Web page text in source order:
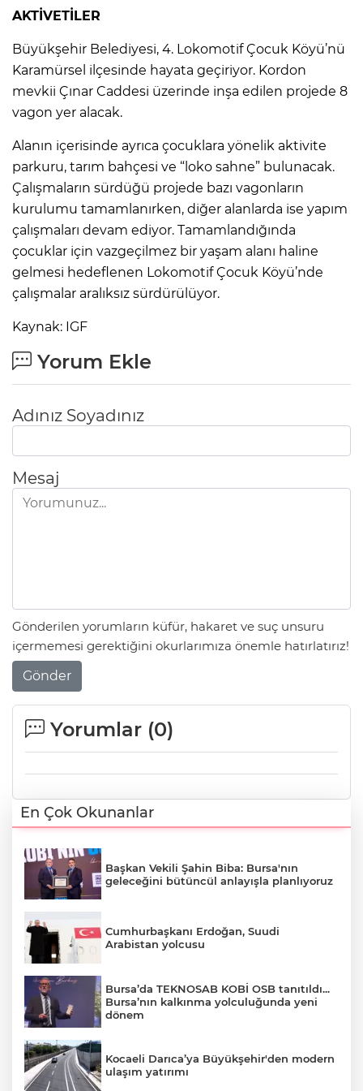
AKTİVETİLER
Büyükşehir Belediyesi, 4. Lokomotif Çocuk Köyü’nü
Karamürsel ilçesinde hayata geçiriyor. Kordon
mevkii Çınar Caddesi üzerinde inşa edilen projede 8
vagon yer alacak.
Alanın içerisinde ayrıca çocuklara yönelik aktivite
parkuru, tarım bahçesi ve “loko sahne” bulunacak.
Çalışmaların sürdüğü projede bazı vagonların
kurulumu tamamlanırken, diğer alanlarda ise yapım
çalışmaları devam ediyor. Tamamlandığında
çocuklar için vazgeçilmez bir yaşam alanı haline
gelmesi hedeflenen Lokomotif Çocuk Köyü’nde
çalışmalar aralıksız sürdürülüyor.
Kaynak: IGF
Yorum Ekle
Adınız Soyadınız
Mesaj
Gönderilen yorumların küfür, hakaret ve suç unsuru
içermemesi gerektiğini okurlarımıza önemle hatırlatırız!
Gönder
Yorumlar (0)
En Çok Okunanlar
Başkan Vekili Şahin Biba: Bursa'nın
geleceğini bütüncül anlayışla planlıyoruz
Cumhurbaşkanı Erdoğan, Suudi
Arabistan yolcusu
Bursa’da TEKNOSAB KOBİ OSB tanıtıldı...
Bursa’nın kalkınma yolculuğunda yeni
dönem
Kocaeli Darıca’ya Büyükşehir'den modern
ulaşım yatırımı